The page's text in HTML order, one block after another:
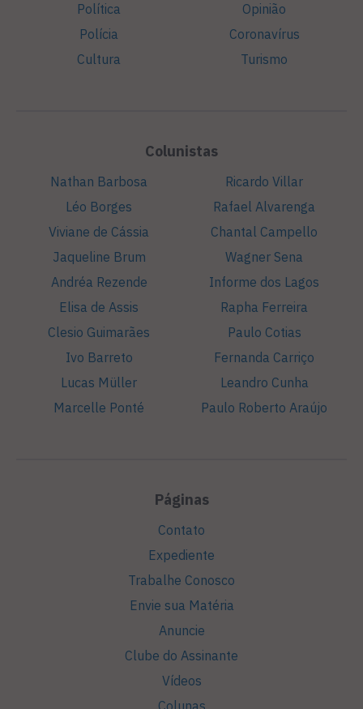
Política
Polícia
Cultura
Opinião
Coronavírus
Turismo
Colunistas
Nathan Barbosa
Léo Borges
Viviane de Cássia
Jaqueline Brum
Andréa Rezende
Elisa de Assis
Clesio Guimarães
Ivo Barreto
Lucas Müller
Marcelle Ponté
Ricardo Villar
Rafael Alvarenga
Chantal Campello
Wagner Sena
Informe dos Lagos
Rapha Ferreira
Paulo Cotias
Fernanda Carriço
Leandro Cunha
Paulo Roberto Araújo
Páginas
Contato
Expediente
Trabalhe Conosco
Envie sua Matéria
Anuncie
Clube do Assinante
Vídeos